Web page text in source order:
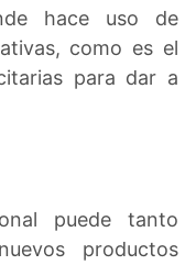
hace uso de
como es el
para dar a
puede tanto
productos